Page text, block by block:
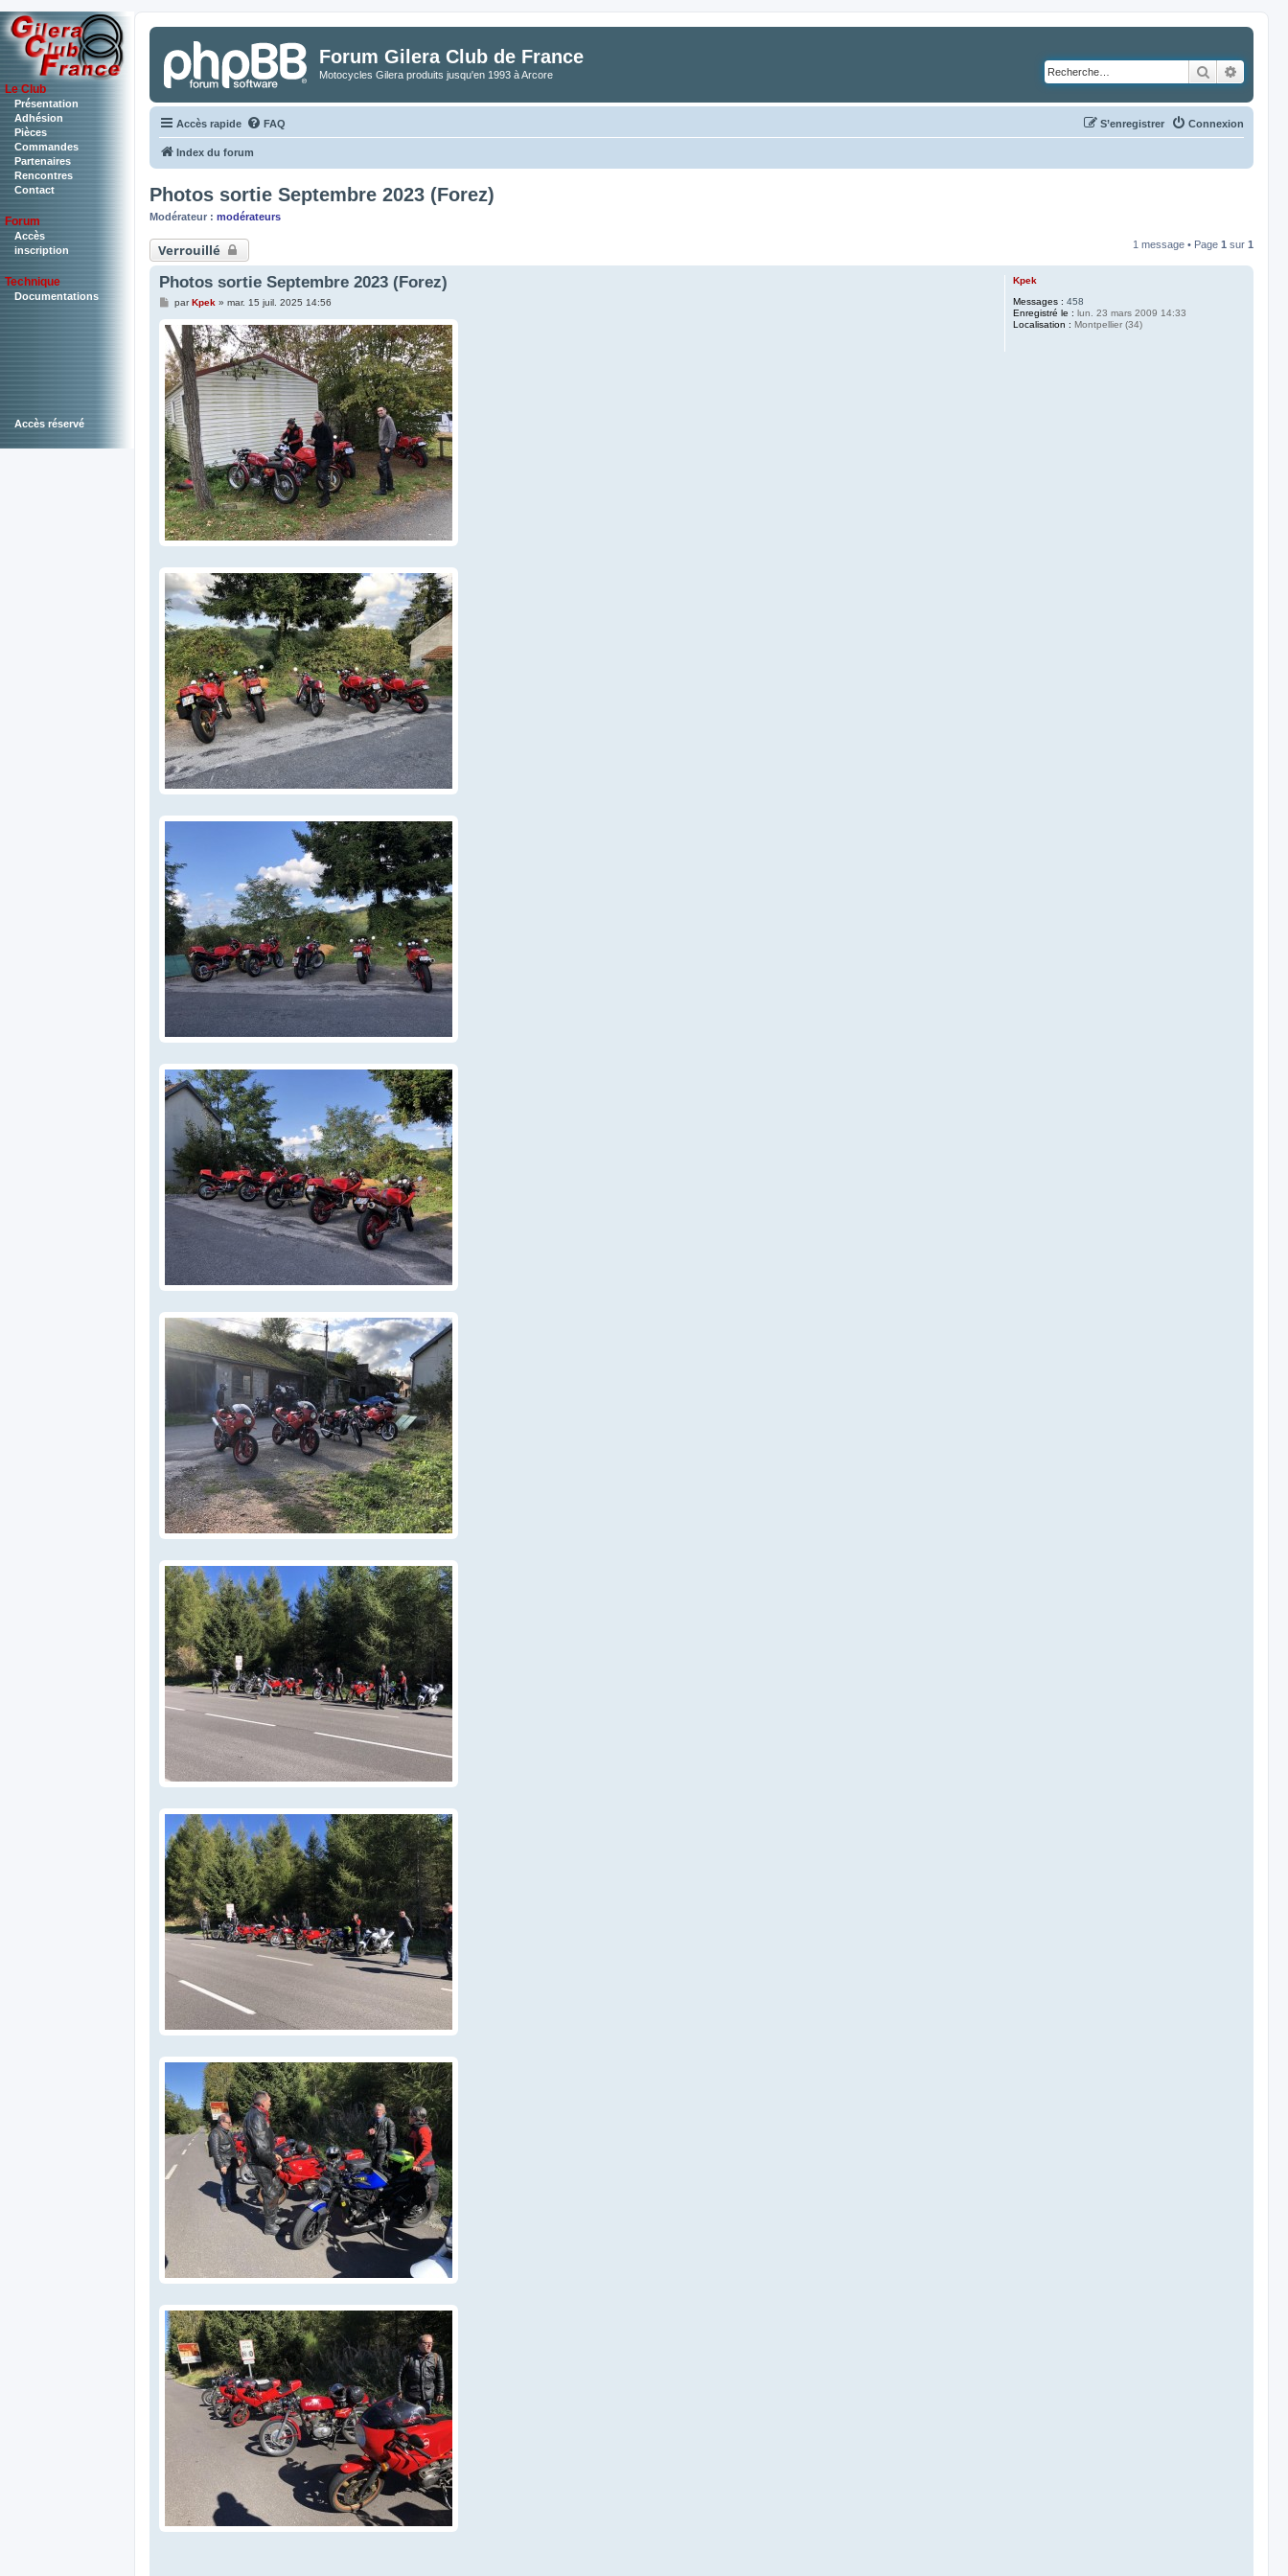
Le Club
Présentation
Adhésion
Pièces
Commandes
Partenaires
Rencontres
Contact
Forum
Accès
inscription
Technique
Documentations
Accès réservé
Forum Gilera Club de France
Motocycles Gilera produits jusqu'en 1993 à Arcore Rechercher
Accès rapide FAQ Connexion
S’enregistrer
Index du forum
Photos sortie Septembre 2023 (Forez)
Modérateur : modérateurs
Verrouillé 1 message • Page 1 sur 1
Kpek
Messages : 458
Enregistré le : lun. 23 mars 2009 14:33
Localisation : Montpellier (34)
Photos sortie Septembre 2023 (Forez)
M
s
s
a
g
e
parKpek» mar. 15 juil. 2025 14:56